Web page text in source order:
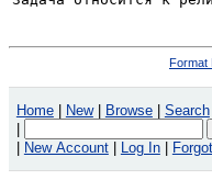
Format
Home New Browse
Search
New Account Log In